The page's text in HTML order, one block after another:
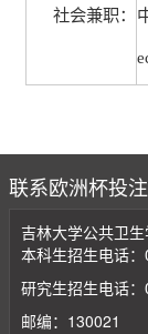
社会兼职：
联系欧洲杯投
吉林大学公共卫
本科生招生电话
研究生招生电话
邮编：130021